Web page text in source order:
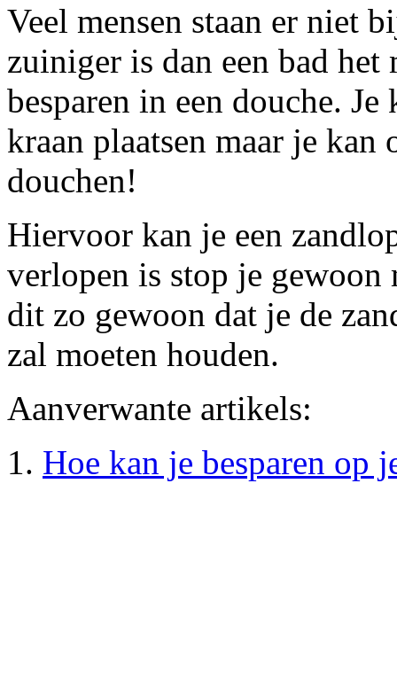
Veel mensen staan er niet
zuiniger is dan een bad
besparen in een douche.
kraan plaatsen maar je
douchen!
Hiervoor kan je een
verlopen is stop je gewoon
dit zo gewoon dat je de
zal moeten houden.
Aanverwante artikels:
Hoe kan je besparen op